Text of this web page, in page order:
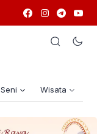
Seni Wisata